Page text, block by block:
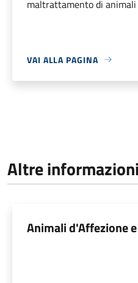
maltrattamento di animali
VAI ALLA PAGINA
Altre
Animali d'Affezione